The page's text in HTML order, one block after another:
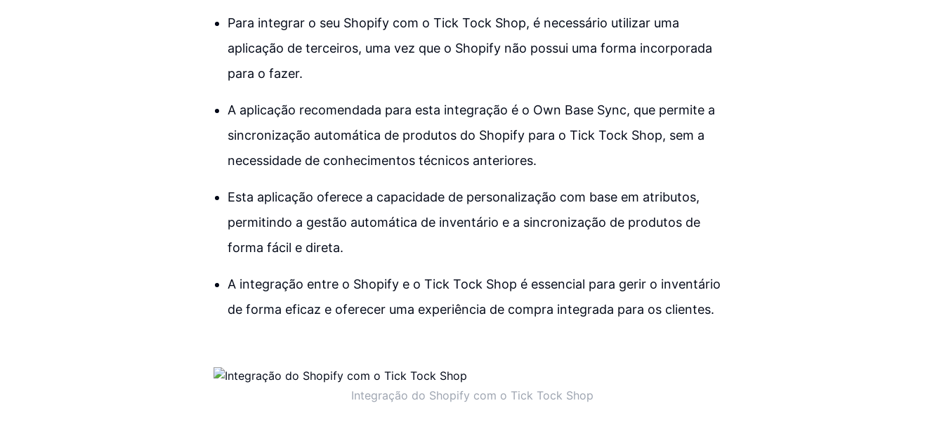
Para integrar o seu Shopify com o Tick Tock Shop, é necessário utilizar uma
aplicação de terceiros, uma vez que o Shopify não possui uma forma incorporada
para o fazer.
A aplicação recomendada para esta integração é o Own Base Sync, que permite a
sincronização automática de produtos do Shopify para o Tick Tock Shop, sem a
necessidade de conhecimentos técnicos anteriores.
Esta aplicação oferece a capacidade de personalização com base em atributos,
permitindo a gestão automática de inventário e a sincronização de produtos de
forma fácil e direta.
A integração entre o Shopify e o Tick Tock Shop é essencial para gerir o inventário
de forma eficaz e oferecer uma experiência de compra integrada para os clientes.
Integração do Shopify com o Tick Tock Shop